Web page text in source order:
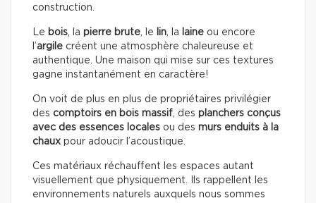
construction.
Le bois, la pierre brute, le lin, la laine ou encore
l’argile créent une atmosphère chaleureuse et
authentique. Une maison qui mise sur ces textures
gagne instantanément en caractère!
On voit de plus en plus de propriétaires privilégier
des comptoirs en bois massif, des planchers conçus
avec des essences locales ou des murs enduits à la
chaux pour adoucir l’acoustique.
Ces matériaux réchauffent les espaces autant
visuellement que physiquement. Ils rappellent les
environnements naturels auxquels nous sommes